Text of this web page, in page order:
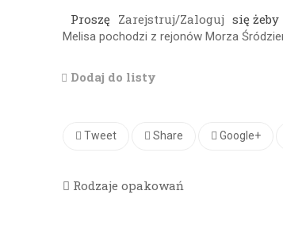
Proszę Zarejstruj/Zaloguj się żeby
Melisa pochodzi z rejonów Morza
Dodaj do listy
Tweet Share Google+
Rodzaje opakowań